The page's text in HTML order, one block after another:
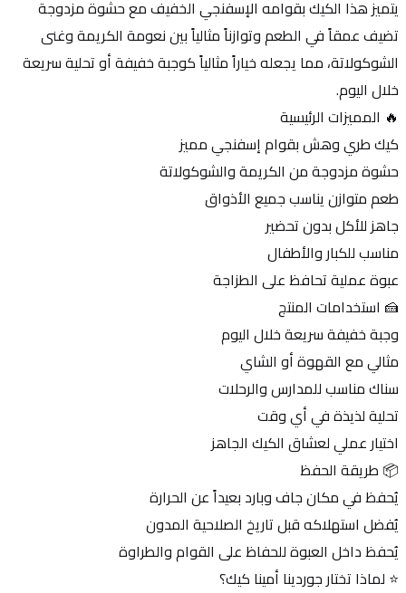
خلال اليوم.
🔥 المميزات الرئيسية
كيك طري وهش بقوام إسفنجي مميز
حشوة مزدوجة من الكريمة والشوكولاتة
طعم متوازن يناسب جميع الأذواق
جاهز للأكل بدون تحضير
مناسب للكبار والأطفال
عبوة عملية تحافظ على الطزاجة
🍰 استخدامات المنتج
وجبة خفيفة سريعة خلال اليوم
مثالي مع القهوة أو الشاي
سناك مناسب للمدارس والرحلات
تحلية لذيذة في أي وقت
اختيار عملي لعشاق الكيك الجاهز
📦 طريقة الحفظ
يُحفظ في مكان جاف وبارد بعيداً عن الحرارة
يُفضل استهلاكه قبل تاريخ الصلاحية المدون
يُحفظ داخل العبوة للحفاظ على القوام والطراوة
⭐ لماذا تختار جوردينا أمينا كيك؟